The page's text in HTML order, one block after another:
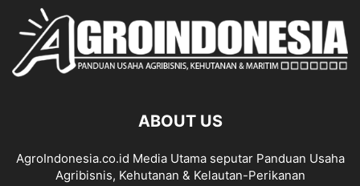
ABOUT US
AgroIndonesia.co.id Media Utama seputar Panduan Usaha
Agribisnis, Kehutanan & Kelautan-Perikanan